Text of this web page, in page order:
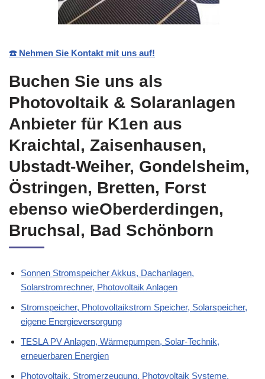
☎️ Nehmen Sie Kontakt mit uns auf!
Buchen Sie uns als
Photovoltaik & Solaranlagen
Anbieter für K1en aus
Kraichtal, Zaisenhausen,
Ubstadt-Weiher, Gondelsheim,
Östringen, Bretten, Forst
ebenso wieOberderdingen,
Bruchsal, Bad Schönborn
Sonnen Stromspeicher Akkus, Dachanlagen,
Solarstromrechner, Photovoltaik Anlagen
Stromspeicher, Photovoltaikstrom Speicher, Solarspeicher,
eigene Energieversorgung
TESLA PV Anlagen, Wärmepumpen, Solar-Technik,
erneuerbaren Energien
Photovoltaik, Stromerzeugung, Photovoltaik Systeme,